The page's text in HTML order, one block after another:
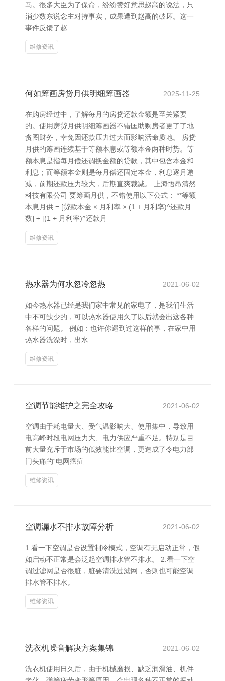
马。很多大臣为了保命，纷纷赞好意思赵高的说法，只
消少数东说念主对持事实，成果遭到赵高的破坏。这一
事件反馈了赵
维修资讯
何如筹画房贷月供明细筹画器 2025-11-25
在购房经过中，了解每月的房贷还款金额是至关紧要
的。使用房贷月供明细筹画器不错匡助购房者更了了地
贪图财务，幸免因还款压力过大而影响活命质地。 房贷
月供的筹画连续基于等额本息或等额本金两种时势。等
额本息是指每月偿还调换金额的贷款，其中包含本金和
利息；而等额本金则是每月偿还固定本金，利息逐月递
减，前期还款压力较大，后期直爽裁减。 上海悟昂清然
科技有限公司 要筹画月供，不错使用以下公式： **等额
本息月供 = [贷款本金 × 月利率 × (1 + 月利率)^还款月
数] ÷ [(1 + 月利率)^还款月
维修资讯
热水器为何水忽冷忽热 2021-06-02
如今热水器已经是我们家中常见的家电了，是我们生活
中不可缺少的，可以热水器使用久了以后就会出这各种
各样的问题。 例如：也许你遇到过这样的事，在家中用
热水器洗澡时，出水
维修资讯
空调节能维护之完全攻略 2021-06-02
空调由于耗电量大、受气温影响大、使用集中，导致用
电高峰时段电网压力大、电力供应严重不足。特别是目
前大量充斥于市场的低效能比空调，更造成了令电力部
门头痛的“电网癌症
维修资讯
空调漏水不排水故障分析 2021-06-02
1.看一下空调是否设置制冷模式，空调有无启动正常，假
如启动不正常是会泛起空调排水管不排水。 2.看一下空
调过滤网是否很脏，脏要清洗过滤网，否则也可能空调
排水管不排水。
维修资讯
洗衣机噪音解决方案集锦 2021-06-02
洗衣机使用日久后，由于机械磨损、缺乏润滑油、机件